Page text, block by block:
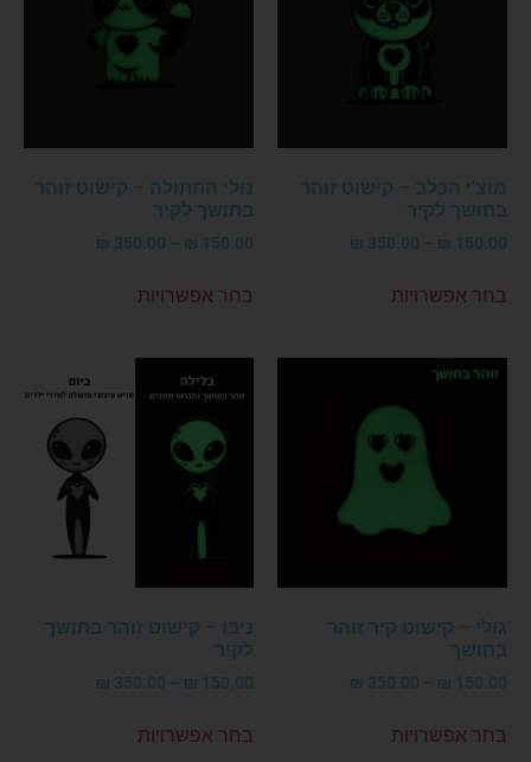
מוֹצִ'י הכלב – קישוט זוהר
בחושך לקיר
150.00
₪
–
350.00
₪
בחר אפשרויות
נוּלִי החתולה – קישוט זוהר
בחושך לקיר
150.00
₪
–
350.00
₪
בחר אפשרויות
גוּלִי – קישוט קיר זוהר
בחושך
150.00
₪
–
350.00
₪
בחר אפשרויות
נִיבּוֹ – קישוט זוהר בחושך
לקיר
150.00
₪
–
350.00
₪
בחר אפשרויות